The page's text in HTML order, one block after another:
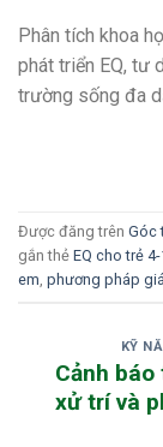
Phân tích khoa
phát triển EQ, tư
trường sống đa
Được đăng trên Góc
gắn thẻ EQ cho trẻ
em, phương pháp
KỸ
Cảnh
xử trí và